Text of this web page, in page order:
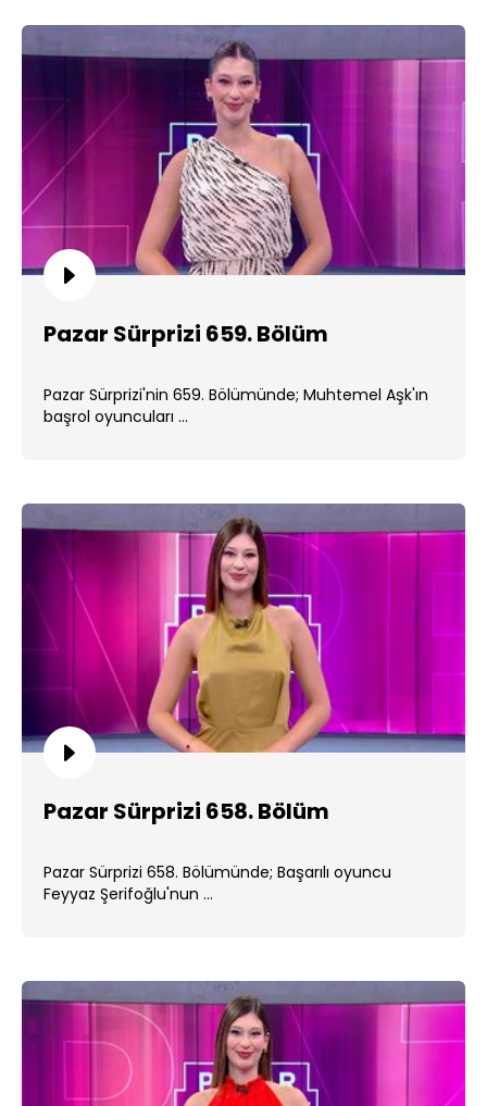
Pazar Sürprizi 659. Bölüm
Pazar Sürprizi'nin 659. Bölümünde; Muhtemel Aşk'ın
başrol oyuncuları ...
Pazar Sürprizi 658. Bölüm
Pazar Sürprizi 658. Bölümünde; Başarılı oyuncu
Feyyaz Şerifoğlu'nun ...